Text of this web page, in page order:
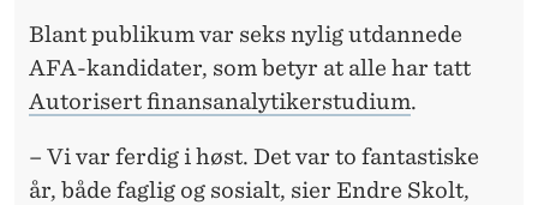
Blant publikum var seks nylig utdannede
AFA-kandidater, som betyr at alle har tatt
Autorisert finansanalytikerstudium.
– Vi var ferdig i høst. Det var to fantastiske
år, både faglig og sosialt, sier Endre Skolt,